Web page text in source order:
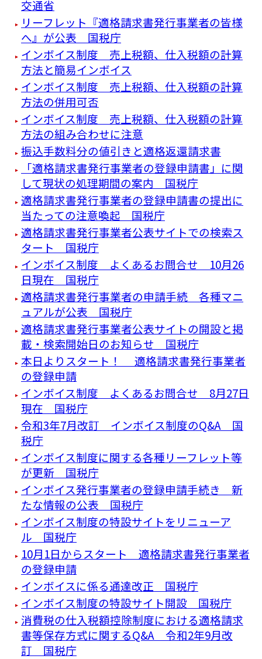
交通省
リーフレット『適格請求書発⾏事業者の皆様
へ』が公表 国税庁
インボイス制度 売上税額、仕入税額の計算
方法と簡易インボイス
インボイス制度 売上税額、仕入税額の計算
方法の併用可否
インボイス制度 売上税額、仕入税額の計算
方法の組み合わせに注意
振込手数料分の値引きと適格返還請求書
「適格請求書発行事業者の登録申請書」に関
して現状の処理期間の案内 国税庁
適格請求書発行事業者の登録申請書の提出に
当たっての注意喚起 国税庁
適格請求書発行事業者公表サイトでの検索ス
タート 国税庁
インボイス制度 よくあるお問合せ 10月26
日現在 国税庁
適格請求書発行事業者の申請手続 各種マニ
ュアルが公表 国税庁
適格請求書発行事業者公表サイトの開設と掲
載・検索開始日のお知らせ 国税庁
本日よりスタート！ 適格請求書発行事業者
の登録申請
インボイス制度 よくあるお問合せ 8月27日
現在 国税庁
令和3年7月改訂 インボイス制度のQ&A 国
税庁
インボイス制度に関する各種リーフレット等
が更新 国税庁
インボイス発行事業者の登録申請手続き 新
たな情報の公表 国税庁
インボイス制度の特設サイトをリニューア
ル 国税庁
10月1日からスタート 適格請求書発行事業者
の登録申請
インボイスに係る通達改正 国税庁
インボイス制度の特設サイト開設 国税庁
消費税の仕入税額控除制度における適格請求
書等保存方式に関するQ&A 令和2年9月改
訂 国税庁